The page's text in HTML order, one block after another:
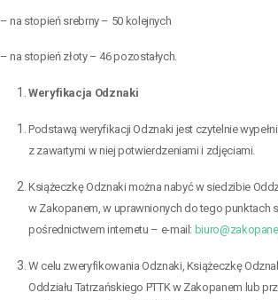
– na stopień srebrny – 50 kolejnych
– na stopień złoty – 46 pozostałych.
Weryfikacja Odznaki
Podstawą weryfikacji Odznaki jest czytelnie
z zawartymi w niej potwierdzeniami i zdjęciami.
Książeczkę Odznaki można nabyć w siedzibie
w Zakopanem, w uprawnionych do tego punktach
pośrednictwem internetu – e-mail:
W celu zweryfikowania Odznaki, Książeczkę
Oddziału Tatrzańskiego PTTK w Zakopanem lub